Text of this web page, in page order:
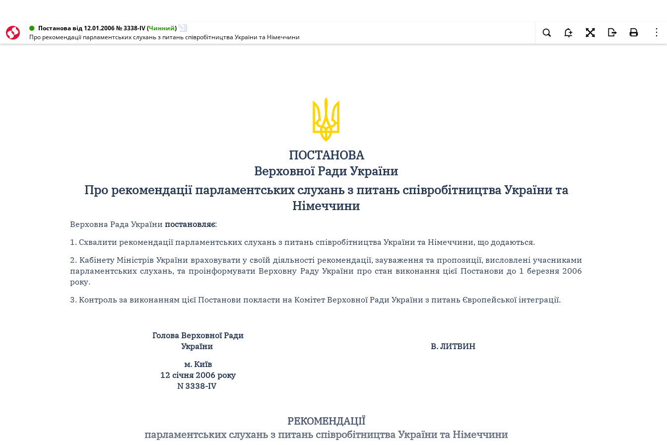
Постанова від 12.01.2006 № 3338-IV(Чинний)
Про рекомендації парламентських слухань з питань співробітництва України та Німеччини
ПОСТАНОВА
Верховної Ради України
Про рекомендації парламентських слухань з питань співробітництва України та
Німеччини
Верховна Рада України постановляє:
1. Схвалити рекомендації парламентських слухань з питань співробітництва України та Німеччини, що додаються.
2. Кабінету Міністрів України враховувати у своїй діяльності рекомендації, зауваження та пропозиції, висловлені учасниками
парламентських слухань, та проінформувати Верховну Раду України про стан виконання цієї Постанови до 1 березня 2006
року.
3. Контроль за виконанням цієї Постанови покласти на Комітет Верховної Ради України з питань Європейської інтеграції.
Голова Верховної Ради
України
В. ЛИТВИН
м. Київ
12 січня 2006 року
N 3338-IV
РЕКОМЕНДАЦІЇ
парламентських слухань з питань співробітництва України та Німеччини